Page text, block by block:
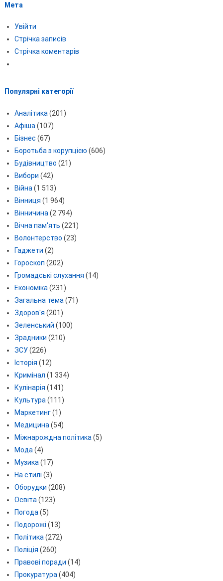
Мета
Увійти
Стрічка записів
Стрічка коментарів
Популярні категорії
Аналітика (201)
Афіша (107)
Бізнес (67)
Боротьба з корупцією (606)
Будівництво (21)
Вибори (42)
Війна (1 513)
Вінниця (1 964)
Вінничина (2 794)
Вічна пам'ять (221)
Волонтерство (23)
Гаджети (2)
Гороскоп (202)
Громадські слухання (14)
Економіка (231)
Загальна тема (71)
Здоров'я (201)
Зеленський (100)
Зрадники (210)
ЗСУ(226)
Історія (12)
Кримінал (1 334)
Кулінарія (141)
Культура (111)
Маркетинг(1)
Медицина (54)
Міжнарождна політика (5)
Мода (4)
Музика (17)
На стилі (3)
Оборудки (208)
Освіта (123)
Погода (5)
Подорожі (13)
Політика (272)
Поліція (260)
Правові поради (14)
Прокуратура (404)